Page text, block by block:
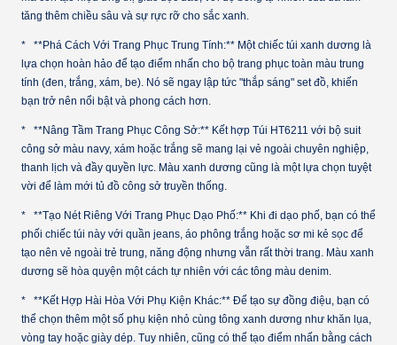
tăng thêm chiều sâu và sự rực rỡ cho sắc xanh.
* **Phá Cách Với Trang Phục Trung Tính:** Một chiếc túi xanh dương là
lựa chọn hoàn hảo để tạo điểm nhấn cho bộ trang phục toàn màu trung
tính (đen, trắng, xám, be). Nó sẽ ngay lập tức "thắp sáng" set đồ, khiến
bạn trở nên nổi bật và phong cách hơn.
* **Nâng Tầm Trang Phục Công Sở:** Kết hợp Túi HT6211 với bộ suit
công sở màu navy, xám hoặc trắng sẽ mang lại vẻ ngoài chuyên nghiệp,
thanh lịch và đầy quyền lực. Màu xanh dương cũng là một lựa chọn tuyệt
vời để làm mới tủ đồ công sở truyền thống.
* **Tạo Nét Riêng Với Trang Phục Dạo Phố:** Khi đi dạo phố, bạn có thể
phối chiếc túi này với quần jeans, áo phông trắng hoặc sơ mi kẻ sọc để
tạo nên vẻ ngoài trẻ trung, năng động nhưng vẫn rất thời trang. Màu xanh
dương sẽ hòa quyện một cách tự nhiên với các tông màu denim.
* **Kết Hợp Hài Hòa Với Phụ Kiện Khác:** Để tạo sự đồng điệu, bạn có
thể chọn thêm một số phụ kiện nhỏ cùng tông xanh dương như khăn lụa,
vòng tay hoặc giày dép. Tuy nhiên, cũng có thể tạo điểm nhấn bằng cách